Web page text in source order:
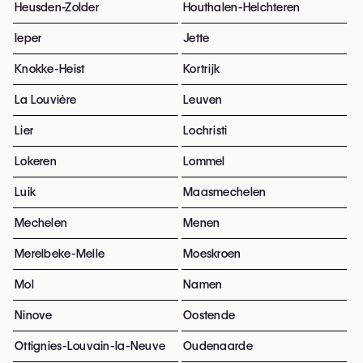
Heusden-Zolder Houthalen-Helchteren
Ieper Jette
Knokke-Heist Kortrijk
La Louvière Leuven
Lier Lochristi
Lokeren Lommel
Luik Maasmechelen
Mechelen Menen
Merelbeke-Melle Moeskroen
Mol Namen
Ninove Oostende
Ottignies-Louvain-la-Neuve Oudenaarde